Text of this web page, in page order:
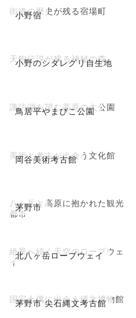
小野宿
街道の歴史が残る宿場町
小野のシダレグリ自生地
天狗伝説が残る神秘の森
鳥居平やまびこ公園
諏訪湖を望む高原の大公園
岡谷美術考古館
美術と考古が出会う文化館
茅野市
八ヶ岳と高原に抱かれた観光
都市
北八ヶ岳ロープウェイ
絶景へ続く天空のロープウェ
イ
茅野市 尖石縄文考古館
国宝土偶に出会う縄文博物館